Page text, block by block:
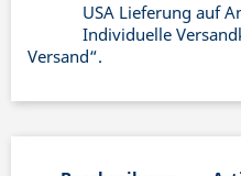
USA Lieferung auf
Individuelle
Versand“.